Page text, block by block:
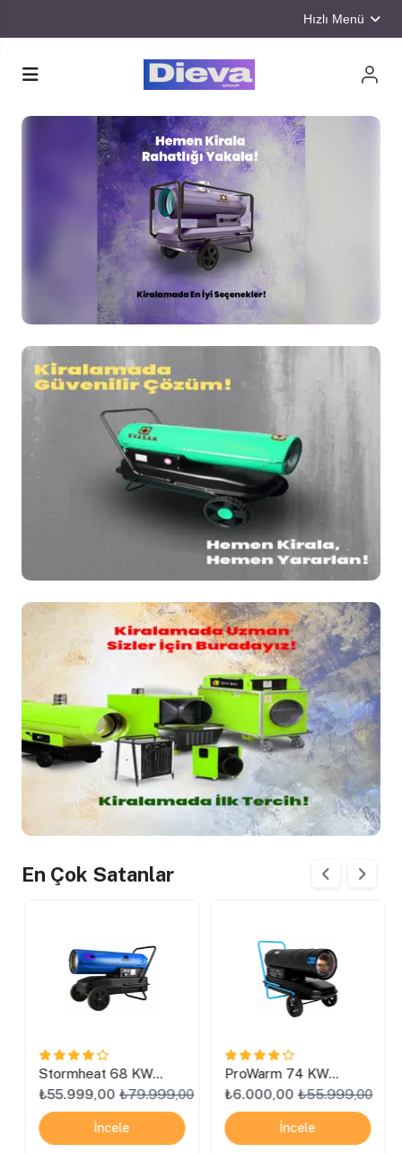
Hızlı Menü
En Çok Satanlar
Stormheat 68 KW
Mazotlu Isımak Isıtıcı
₺55.999,00 ₺79.999,00
İncele
ProWarm 74 KW
Mazotlu Isıtıcı Kiralama
₺6.000,00 ₺55.999,00
İncele